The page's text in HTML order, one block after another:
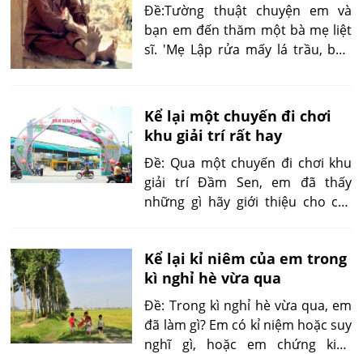
Đề:Tường thuật chuyện em và
bạn em đến thăm một bà mẹ liệt
sĩ. 'Mẹ Lập rửa mấy lá trầu, bửa
đã tĩnh lặng như mặt hồ nhưng
không phải không ánh lên một
chút buồn...'
Kể lại một chuyến đi chơi
khu giải trí rất hay
Đề: Qua một chuyến đi chơi khu
giải trí Đầm Sen, em đã thấy
những gì hãy giới thiệu cho các
nặng về tả cảnh hơn là giới thiệu
sự vật ^^.
Kể lại kỉ niêm của em trong
kì nghỉ hè vừa qua
Đề: Trong kì nghỉ hè vừa qua, em
đã làm gì? Em có kỉ niệm hoặc suy
nghĩ gì, hoặc em chứng kiến